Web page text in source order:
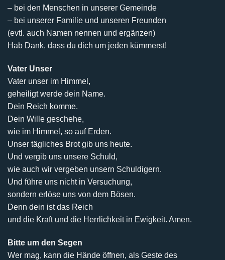
– bei den Menschen in unserer Gemeinde
– bei unserer Familie und unseren Freunden
(evtl. auch Namen nennen und ergänzen)
Hab Dank, dass du dich um jeden kümmerst!
Vater Unser
Vater unser im Himmel,
geheiligt werde dein Name.
Dein Reich komme.
Dein Wille geschehe,
wie im Himmel, so auf Erden.
Unser tägliches Brot gib uns heute.
Und vergib uns unsere Schuld,
wie auch wir vergeben unsern Schuldigern.
Und führe uns nicht in Versuchung,
sondern erlöse uns von dem Bösen.
Denn dein ist das Reich
und die Kraft und die Herrlichkeit in Ewigkeit. Amen.
Bitte um den Segen
Wer mag, kann die Hände öffnen, als Geste des